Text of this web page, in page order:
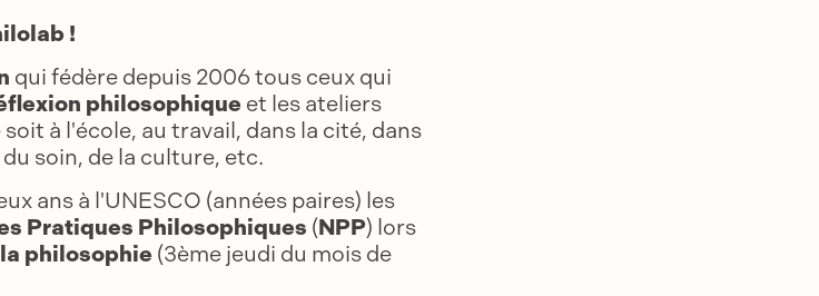
!
qui fédère depuis 2006 tous ceux qui
philosophique et les ateliers
à l'école, au travail, dans la cité, dans
soin, de la culture, etc.
ans à l'UNESCO (années paires) les
Pratiques Philosophiques (NPP) lors
philosophie (3ème jeudi du mois de